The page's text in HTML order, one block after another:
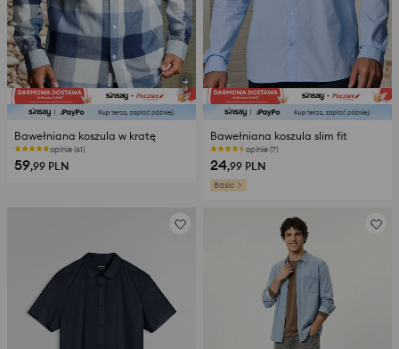
Bawełniana koszula w kratę
Ostatnie sztuki
59,99 PLN
Bawełniana koszula slim fit
opinie (7)
24,99 PLN
Basic